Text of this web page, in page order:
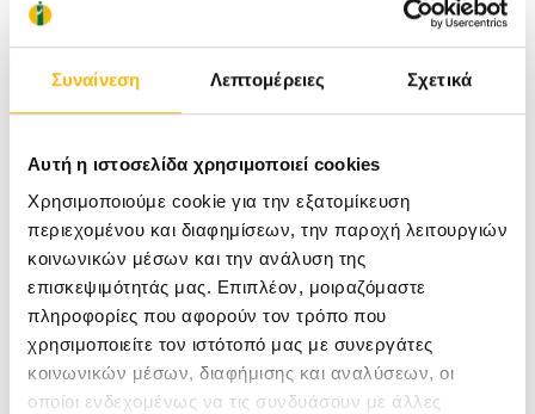
Συναίνεση Λεπτομέρειες Σχετικά
Αυτή η ιστοσελίδα χρησιμοποιεί cookies
Χρησιμοποιούμε cookie για την εξατομίκευση
περιεχομένου και διαφημίσεων, την παροχή λειτουργιών
κοινωνικών μέσων και την ανάλυση της
επισκεψιμότητάς μας. Επιπλέον, μοιραζόμαστε
πληροφορίες που αφορούν τον τρόπο που
χρησιμοποιείτε τον ιστότοπό μας με συνεργάτες
κοινωνικών μέσων, διαφήμισης και αναλύσεων, οι
οποίοι ενδεχομένως να τις συνδυάσουν με άλλες
Πώς να μετρήσετε τη θερμοκρασία στο
αυτί;
προσεκτικά.
Χρησιμοποιήστε ένα καθαρό θερμόμετρο
κάθε φορά.
Τραβήξτε απαλά το πτερύγιο του αυτιού
προς τα πίσω. Αυτό θα βοηθήσει να